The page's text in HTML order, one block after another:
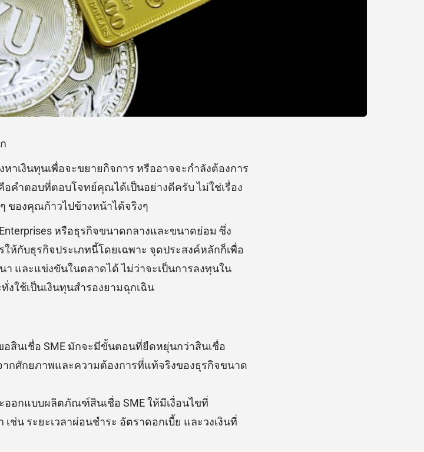
าเงินทุนเพื่อจะขยายกิจการ หรืออาจจะกำลังต้องการ
อคำตอบที่ตอบโจทย์คุณได้เป็นอย่างดีครับ ไม่ใช่เรื่อง
ของคุณก้าวไปข้างหน้าได้จริงๆ
หรือธุรกิจขนาดกลางและขนาดย่อม ซึ่ง
ห้กับธุรกิจประเภทนี้โดยเฉพาะ จุดประสงค์หลักก็เพื่อ
และแข่งขันในตลาดได้ ไม่ว่าจะเป็นการลงทุนใน
งใช้เป็นเงินทุนสำรองยามฉุกเฉิน
อสินเชื่อ SME มักจะมีขั้นตอนที่ยืดหยุ่นกว่าสินเชื่อ
กศักยภาพและความต้องการที่แท้จริงของธุรกิจขนาด
ออกแบบผลิตภัณฑ์สินเชื่อ SME ให้มีเงื่อนไขที่
น ระยะเวลาผ่อนชำระ อัตราดอกเบี้ย และวงเงินที่